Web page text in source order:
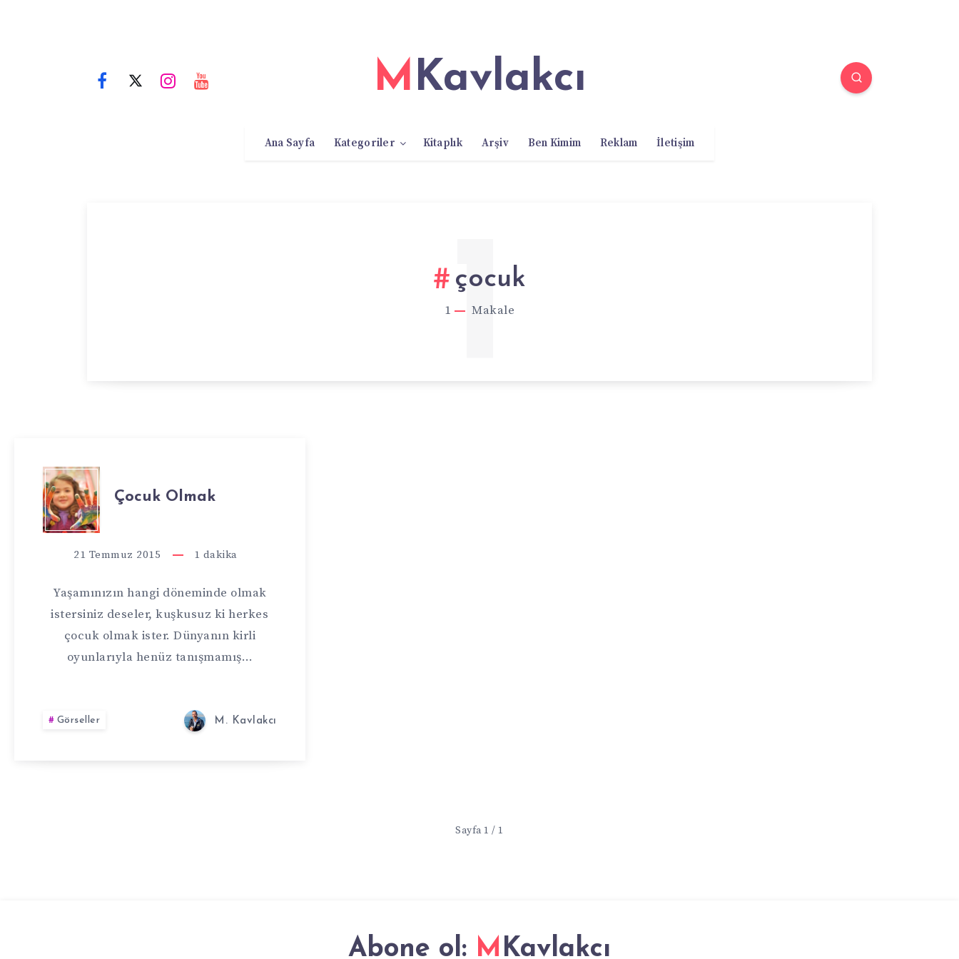
MKavlakcı
Ana Sayfa Kategoriler Kitaplık Arşiv Ben Kimim Reklam İletişim
çocuk
1 Makale
1
ÇOCUK
OLMAK
Çocuk Olmak
21 Temmuz 2015 1 dakika
Yaşamınızın hangi döneminde olmak
istersiniz deseler, kuşkusuz ki herkes
çocuk olmak ister. Dünyanın kirli
oyunlarıyla henüz tanışmamış…
Görseller M. Kavlakcı
Sayfa 1 / 1
Abone ol: MKavlakcı